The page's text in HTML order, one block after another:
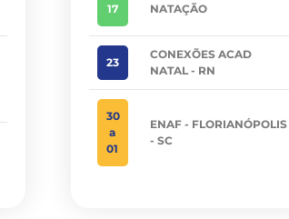
17
NATAÇÃO
23
CONEXÕES ACAD
NATAL - RN
30
a
01
ENAF - FLORIANÓPOLIS
- SC